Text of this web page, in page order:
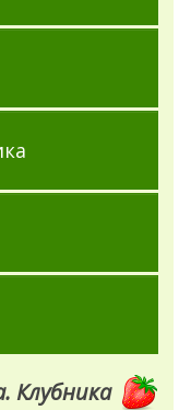
Клубника